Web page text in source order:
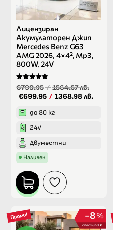
Лицензиран
Акумулаторен Джип
Mercedes Benz G63
AMG 2026, 4×4², Mp3,
800W, 24V
Оценено на
5.00
от 5
€799.95/1564.57 лв.
€699.95 / 1368.98 лв.
до 80 кг
24V
Двуместни
Наличен
Промо! %
8
спести 50 €